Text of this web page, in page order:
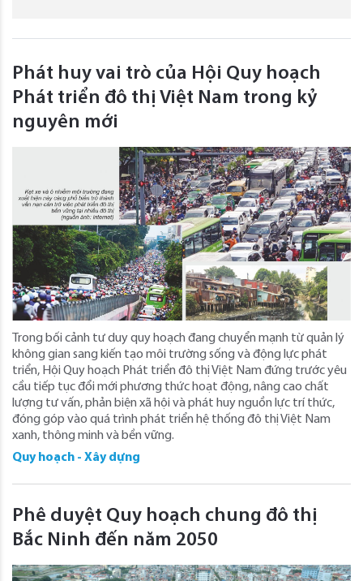
Phát huy vai trò của Hội Quy hoạch
Phát triển đô thị Việt Nam trong kỷ
nguyên mới
Trong bối cảnh tư duy quy hoạch đang chuyển mạnh từ quản lý
không gian sang kiến tạo môi trường sống và động lực phát
triển, Hội Quy hoạch Phát triển đô thị Việt Nam đứng trước yêu
cầu tiếp tục đổi mới phương thức hoạt động, nâng cao chất
lượng tư vấn, phản biện xã hội và phát huy nguồn lực trí thức,
đóng góp vào quá trình phát triển hệ thống đô thị Việt Nam
xanh, thông minh và bền vững.
Quy hoạch - Xây dựng
Phê duyệt Quy hoạch chung đô thị
Bắc Ninh đến năm 2050